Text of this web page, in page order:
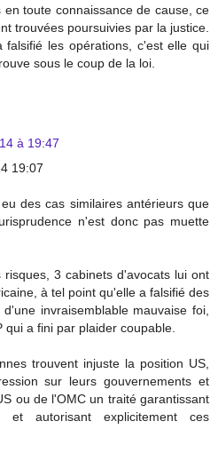
toute connaissance de cause, ce
trouvées poursuivies par la justice.
falsifié les opérations, c'est elle qui
sous le coup de la loi.
à 19:47
19:07
des cas similaires antérieurs que
n'est donc pas muette
3 cabinets d'avocats lui ont
à tel point qu'elle a falsifié des
invraisemblable mauvaise foi,
a fini par plaider coupable.
trouvent injuste la position US,
sur leurs gouvernements et
ou de l'OMC un traité garantissant
et autorisant explicitement ces